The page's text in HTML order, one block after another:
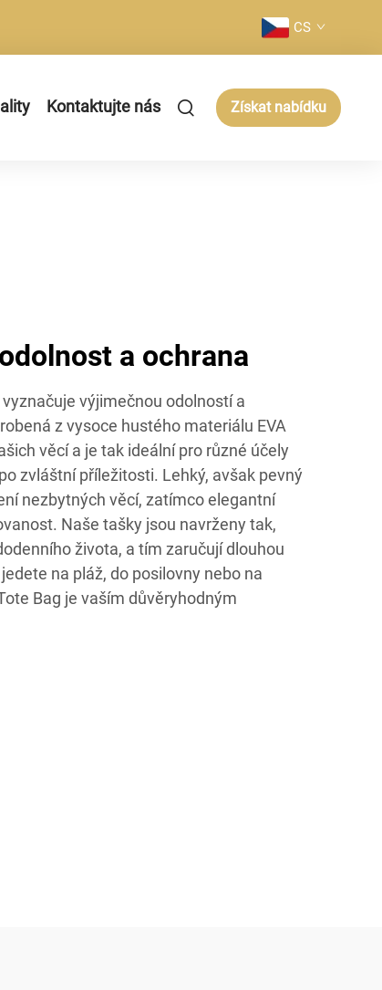
CS
Kontaktujte nás Získat nabídku
a ochrana
výjimečnou odolností a
z vysoce hustého materiálu EVA
věcí a je tak ideální pro různé účely
zvláštní příležitosti. Lehký, avšak pevný
nezbytných věcí, zatímco elegantní
Naše tašky jsou navrženy tak,
života, a tím zaručují dlouhou
na pláž, do posilovny nebo na
Bag je vaším důvěryhodným